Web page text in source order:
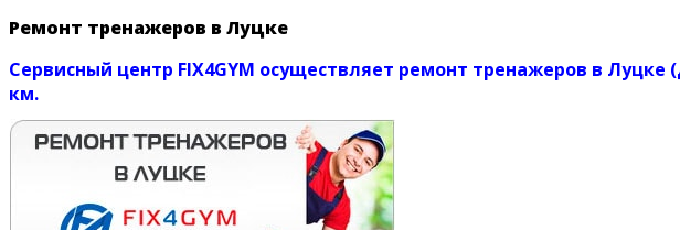
Ремонт тренажеров в Луцке
Сервисный центр FIX4GYM осуществляет ремонт тренажеров в
км.